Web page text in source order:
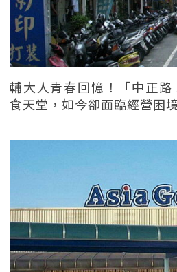
輔大人青春回憶！「中正
食天堂，如今卻面臨經營困